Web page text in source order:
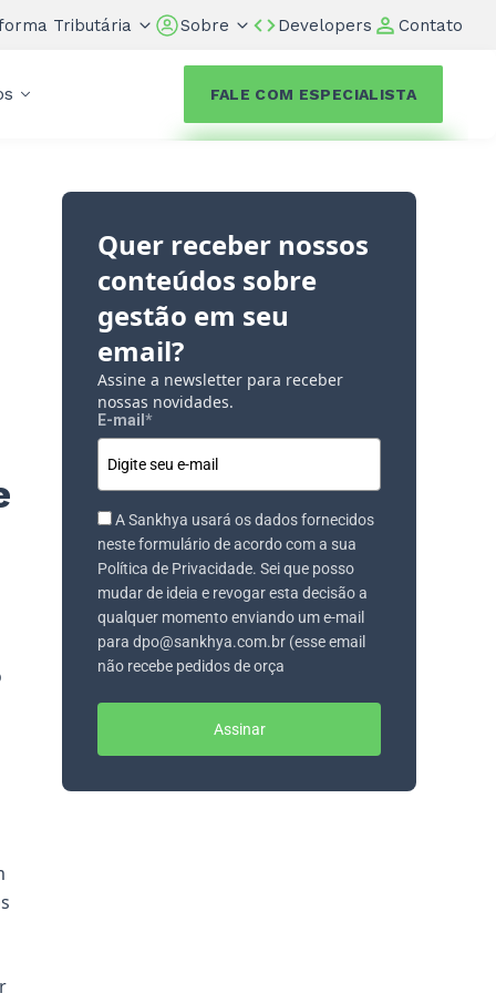
Tributária Sobre Developers Contato
FALE COM ESPECIALISTA
Quer receber nossos
conteúdos sobre
gestão em seu
email?
Assine a newsletter para receber
nossas novidades.
E-mail *
A Sankhya usará os dados fornecidos
neste formulário de acordo com a sua
Política de Privacidade. Sei que posso
mudar de ideia e revogar esta decisão a
qualquer momento enviando um e-mail
para dpo@sankhya.com.br (esse email
não recebe pedidos de orça
Assinar